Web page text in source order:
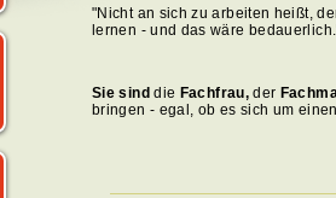
"Nicht an sich zu arbeiten heißt,
lernen - und das wäre
Sie sind die Fachfrau,der
bringen - egal, ob es sich um